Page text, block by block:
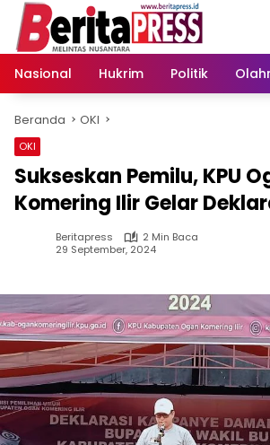
Langsung
konten
Nasional
Hukrim Politik
Beranda OKI
OKI
Sukseskan Pemilu, KPU
Komering Ilir Gelar
Beritapress
2 Min Baca
29 September, 2024